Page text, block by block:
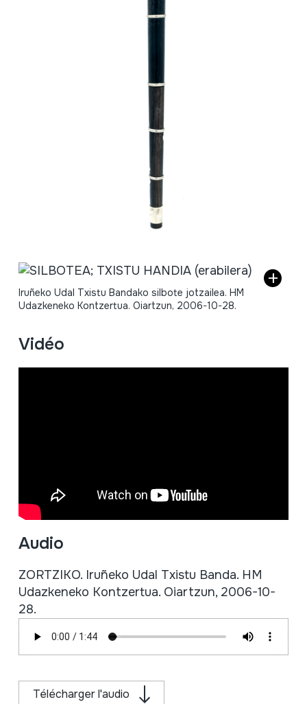
Iruñeko Udal Txistu Bandako silbote jotzailea. HM
Udazkeneko Kontzertua. Oiartzun, 2006-10-28.
Vidéo
Audio
ZORTZIKO. Iruñeko Udal Txistu Banda. HM
Udazkeneko Kontzertua. Oiartzun, 2006-10-
28.
Télécharger l'audio